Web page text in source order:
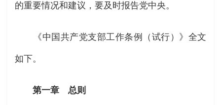
的重要情况和建议，要及时报告党中央。
《中国共产党支部工作条例（试行）》全文
如下。
第一章 总则